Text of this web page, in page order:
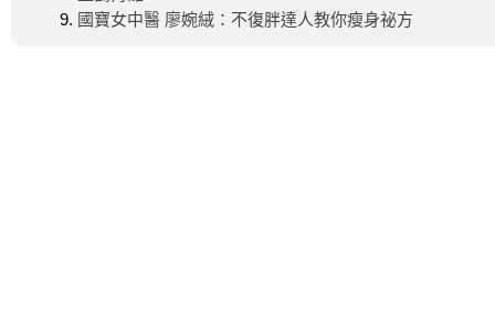
國寶女中醫 廖婉絨：不復胖達人教你瘦身祕方